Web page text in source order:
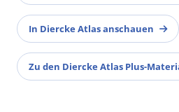
In Diercke Atlas anschauen
Zu den Diercke Atlas Plus-